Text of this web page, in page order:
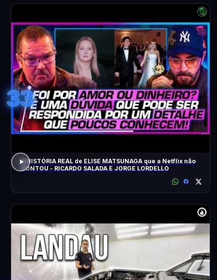
33
A HISTÓRIA REAL de ELISE MATSUNAGA que a Netflix não
CONTOU - RICARDO SALADA E JORGE LORDELLO